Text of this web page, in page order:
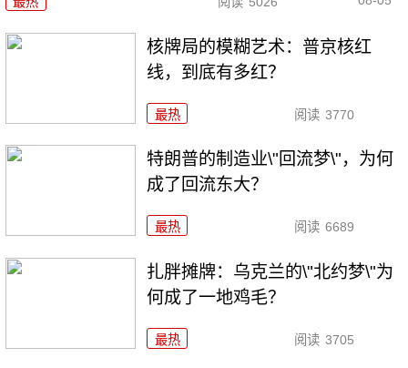
核牌局的模糊艺术：普京核红
线，到底有多红？
最热 阅读 3770
特朗普的制造业\"回流梦\"，为何
成了回流东大？
最热 阅读 6689
扎胖摊牌：乌克兰的\"北约梦\"为
何成了一地鸡毛？
最热 阅读 3705